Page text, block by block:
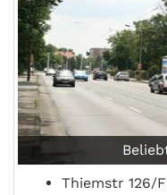
Thiemstr 126/